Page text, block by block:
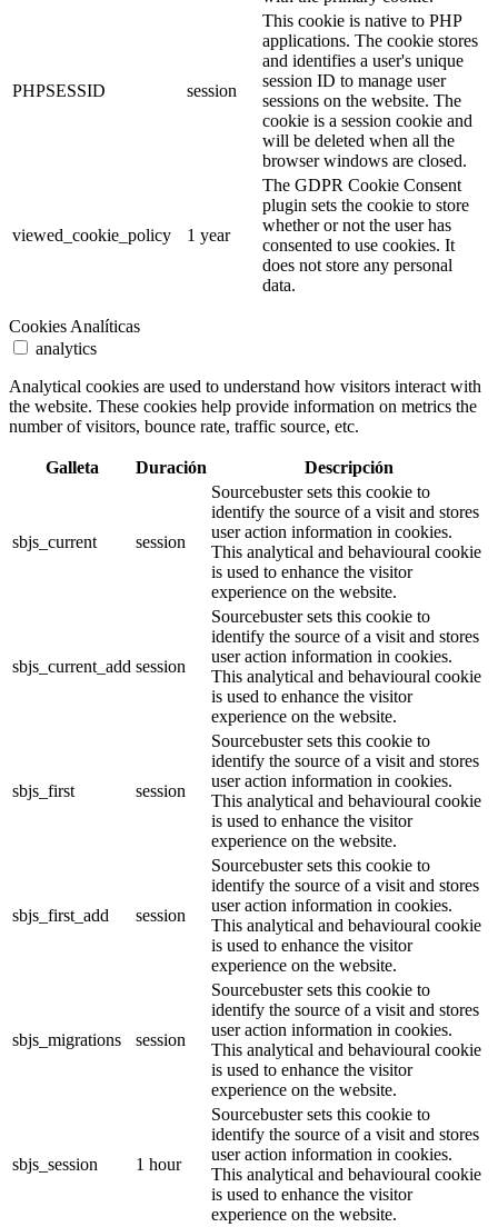
PHPSESSID session
This cookie is native to PHP
applications. The cookie stores
and identifies a user's unique
session ID to manage user
sessions on the website. The
cookie is a session cookie and
will be deleted when all the
browser windows are closed.
viewed_cookie_policy 1 year
The GDPR Cookie Consent
plugin sets the cookie to store
whether or not the user has
consented to use cookies. It
does not store any personal
data.
Cookies Analíticas
analytics
Analytical cookies are used to understand how visitors interact with
the website. These cookies help provide information on metrics the
number of visitors, bounce rate, traffic source, etc.
Galleta Duración Descripción
sbjs_current session
Sourcebuster sets this cookie to
identify the source of a visit and stores
user action information in cookies.
This analytical and behavioural cookie
is used to enhance the visitor
experience on the website.
sbjs_current_add session
Sourcebuster sets this cookie to
identify the source of a visit and stores
user action information in cookies.
This analytical and behavioural cookie
is used to enhance the visitor
experience on the website.
sbjs_first session
Sourcebuster sets this cookie to
identify the source of a visit and stores
user action information in cookies.
This analytical and behavioural cookie
is used to enhance the visitor
experience on the website.
sbjs_first_add session
Sourcebuster sets this cookie to
identify the source of a visit and stores
user action information in cookies.
This analytical and behavioural cookie
is used to enhance the visitor
experience on the website.
sbjs_migrations session
Sourcebuster sets this cookie to
identify the source of a visit and stores
user action information in cookies.
This analytical and behavioural cookie
is used to enhance the visitor
experience on the website.
sbjs_session 1 hour
Sourcebuster sets this cookie to
identify the source of a visit and stores
user action information in cookies.
This analytical and behavioural cookie
is used to enhance the visitor
experience on the website.